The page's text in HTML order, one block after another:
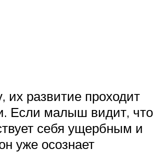
их развитие проходит
Если малыш видит, что
себя ущербным и
уже осознает